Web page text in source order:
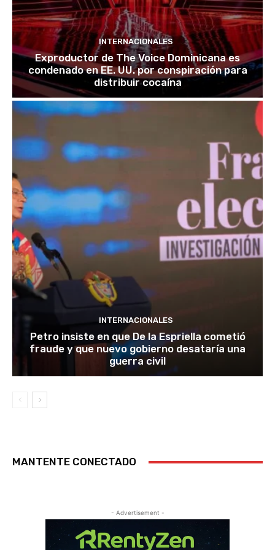
INTERNACIONALES
Exproductor de The Voice Dominicana es
condenado en EE. UU. por conspiración para
distribuir cocaína
INTERNACIONALES
Petro insiste en que De la Espriella cometió
fraude y que nuevo gobierno desataría una
guerra civil
MANTENTE CONECTADO
- Advertisement -